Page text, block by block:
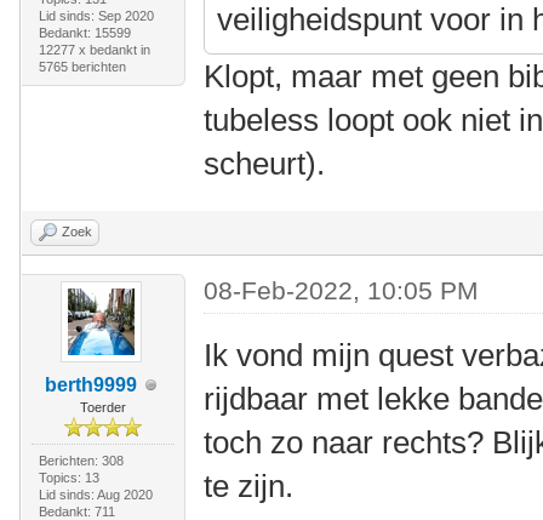
Lid sinds: Sep 2020
Bedankt: 15599
12277 x bedankt in
5765 berichten
veiligheidspunt voor in
Klopt, maar met geen
tubeless loopt ook niet
scheurt).
Zoek
berth9999
Toerder
Berichten: 308
Topics: 13
Lid sinds: Aug 2020
Bedankt: 711
08-Feb-2022, 10:05 PM
Ik vond mijn quest
rijdbaar met lekke
toch zo naar rechts?
te zijn.